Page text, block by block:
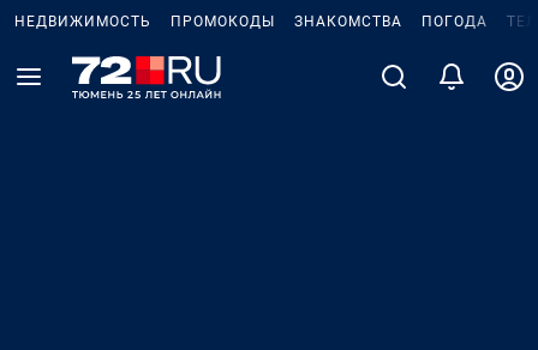
НЕДВИЖИМОСТЬ ПРОМОКОДЫ ЗНАКОМСТВА ПОГОДА